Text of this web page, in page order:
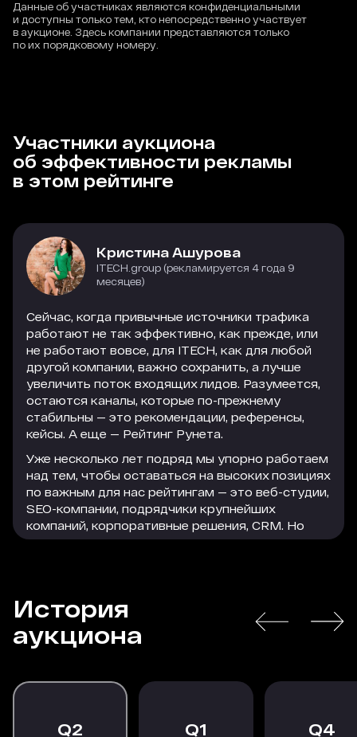
Данные об участниках являются конфиденциальными
и доступны только тем, кто непосредственно участвует
в аукционе. Здесь компании представляются только
по их порядковому номеру.
Участники аукциона
об эффективности рекламы
в этом рейтинге
Кристина Ашурова
ITECH.group (рекламируется 4 года 9
месяцев)
Сейчас, когда привычные источники трафика
работают не так эффективно, как прежде, или
не работают вовсе, для ITECH, как для любой
другой компании, важно сохранить, а лучше
увеличить поток входящих лидов. Разумеется,
остаются каналы, которые по-прежнему
стабильны — это рекомендации, референсы,
кейсы. А еще — Рейтинг Рунета.
Уже несколько лет подряд мы упорно работаем
над тем, чтобы оставаться на высоких позициях
по важным для нас рейтингам — это веб-студии,
SEO-компании, подрядчики крупнейших
компаний, корпоративные решения, CRM. Но
параллельно с этим мы активно используем
трафика на сайт. Этот трафик легко
конвертируется в заявки, а заявки — в
благодарных клиентов, которые остаются с
В текущей экономической ситуации особенно
важно действовать проактивно, следить за
РАСКРЫТЬ
История
аукциона
2 1 4